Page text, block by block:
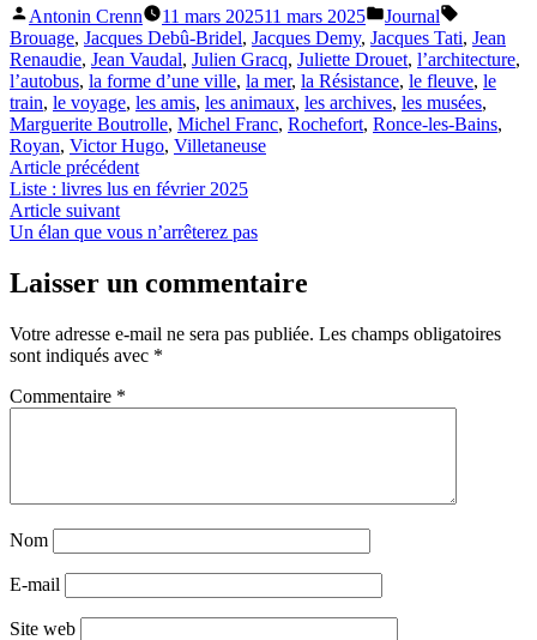
Publié
par
Antonin Crenn 11 mars 202511 mars 2025
Publié
dans
Journal
Brouage, Jacques Debû-Bridel, Jacques Demy, Jacques Tati, Jean
Renaudie, Jean Vaudal, Julien Gracq, Juliette Drouet, l’architecture,
l’autobus, la forme d’une ville, la mer, la Résistance, le fleuve, le
train, le voyage, les amis, les animaux, les archives, les musées,
Marguerite Boutrolle, Michel Franc, Rochefort, Ronce-les-Bains,
Royan, Victor Hugo, Villetaneuse
Navigation
de
l’article
Article précédentArticle
précédent :
Liste : livres lus en février 2025
Article suivantArticle
suivant :
Un élan que vous n’arrêterez pas
Laisser un commentaire
Votre adresse e-mail ne sera pas publiée. Les champs obligatoires
sont indiqués avec *
Commentaire *
Nom
E-mail
Site web